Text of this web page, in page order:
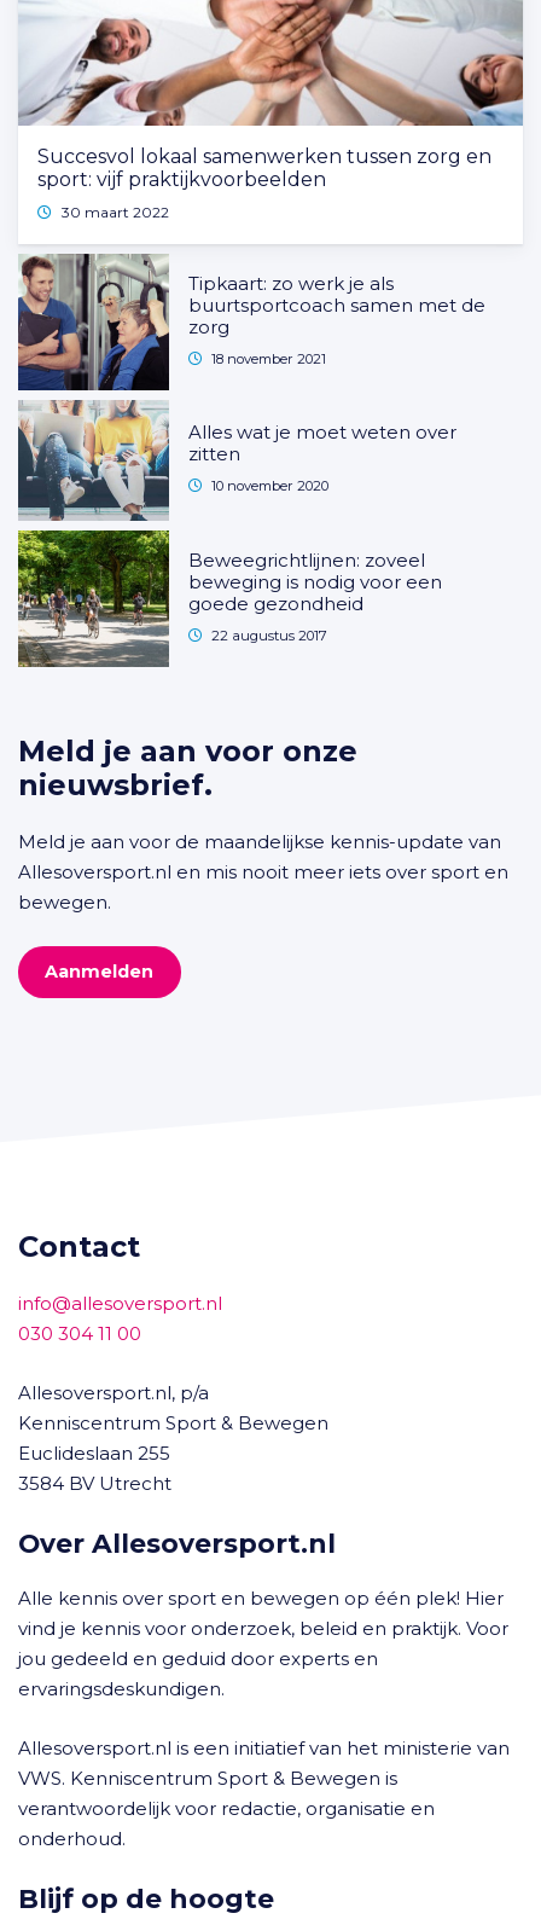
Succesvol lokaal samenwerken tussen zorg en
sport: vijf praktijkvoorbeelden
30 maart 2022
Tipkaart: zo werk je als
buurtsportcoach samen met de
zorg
18 november 2021
Alles wat je moet weten over
zitten
10 november 2020
Beweegrichtlijnen: zoveel
beweging is nodig voor een
goede gezondheid
22 augustus 2017
Meld je aan voor onze
nieuwsbrief.
Meld je aan voor de maandelijkse kennis-update van
Allesoversport.nl en mis nooit meer iets over sport en
bewegen.
Aanmelden
Contact
info@allesoversport.nl
030 304 11 00
Allesoversport.nl, p/a
Kenniscentrum Sport & Bewegen
Euclideslaan 255
3584 BV Utrecht
Over Allesoversport.nl
Alle kennis over sport en bewegen op één plek! Hier
vind je kennis voor onderzoek, beleid en praktijk. Voor
jou gedeeld en geduid door experts en
ervaringsdeskundigen.
Allesoversport.nl is een initiatief van het ministerie van
VWS. Kenniscentrum Sport & Bewegen is
verantwoordelijk voor redactie, organisatie en
onderhoud.
Blijf op de hoogte